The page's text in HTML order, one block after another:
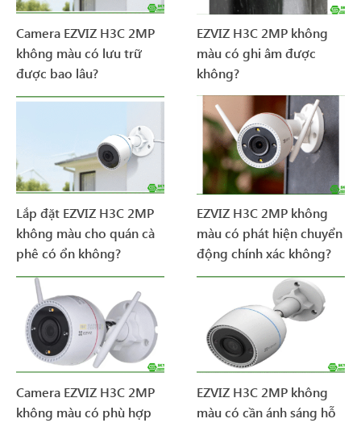
Camera EZVIZ H3C 2MP
không màu có lưu trữ
được bao lâu?
EZVIZ H3C 2MP không
màu có ghi âm được
không?
Lắp đặt EZVIZ H3C 2MP
không màu cho quán cà
phê có ổn không?
EZVIZ H3C 2MP không
màu có phát hiện chuyển
động chính xác không?
Camera EZVIZ H3C 2MP
không màu có phù hợp
EZVIZ H3C 2MP không
màu có cần ánh sáng hỗ